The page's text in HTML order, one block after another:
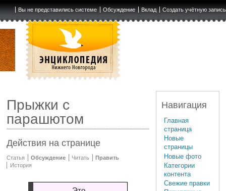
Вы не представились системе Обсуждение Вклад Создать учётную запись
Прыжки с
парашютом
Действия на странице
Статья Обсуждение Читать
Править
История
Навигация
Главная
страница
Новые
страницы
Новые фото
Категории
контента
Свежие правки